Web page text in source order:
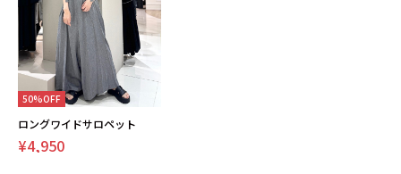
50%OFF
ロングワイドサロペット
¥4,950